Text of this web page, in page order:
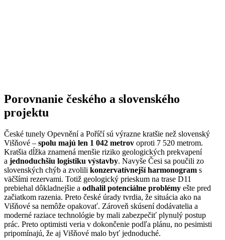
Porovnanie českého a slovenského
projektu
České tunely Opevnění a Poříčí sú výrazne kratšie než slovenský
Višňové – spolu majú len 1 042 metrov oproti 7 520 metrom.
Kratšia dĺžka znamená menšie riziko geologických prekvapení
a jednoduchšiu logistiku výstavby. Navyše Česi sa poučili zo
slovenských chýb a zvolili konzervatívnejší harmonogram s
väčšími rezervami. Totiž geologický prieskum na trase D11
prebiehal dôkladnejšie a odhalil potenciálne problémy ešte pred
začiatkom razenia. Preto české úrady tvrdia, že situácia ako na
Višňové sa nemôže opakovať. Zároveň skúsení dodávatelia a
moderné raziace technológie by mali zabezpečiť plynulý postup
prác. Preto optimisti veria v dokončenie podľa plánu, no pesimisti
pripomínajú, že aj Višňové malo byť jednoduché.